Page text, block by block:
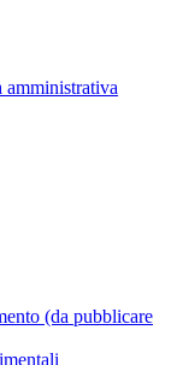
amministrativa
(da pubblicare